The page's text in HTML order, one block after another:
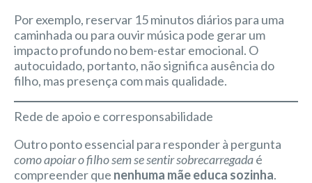
Por exemplo, reservar 15 minutos diários para uma
caminhada ou para ouvir música pode gerar um
impacto profundo no bem-estar emocional. O
autocuidado, portanto, não significa ausência do
filho, mas presença com mais qualidade.
Rede de apoio e corresponsabilidade
Outro ponto essencial para responder à pergunta
como apoiar o filho sem se sentir sobrecarregadaé
compreender que nenhuma mãe educa sozinha.